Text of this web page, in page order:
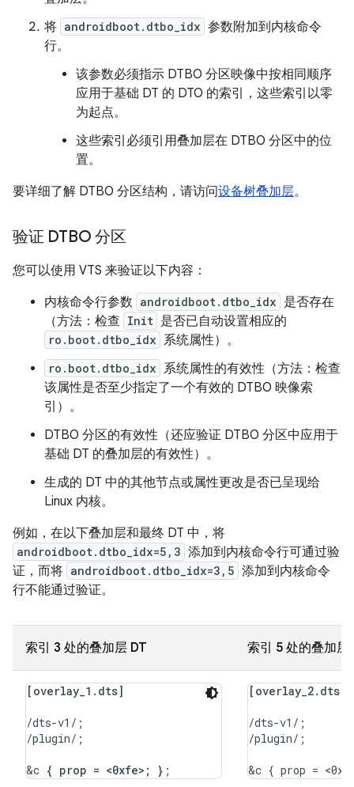
将 androidboot.dtbo_idx 参数附加到内核命令
行。
该参数必须指示 DTBO 分区映像中按相同顺序
应用于基础 DT 的 DTO 的索引，这些索引以零
为起点。
这些索引必须引用叠加层在 DTBO 分区中的位
置。
要详细了解 DTBO 分区结构，请访问设备树叠加层。
验证 DTBO 分区
您可以使用 VTS 来验证以下内容：
内核命令行参数 androidboot.dtbo_idx 是否存在
（方法：检查 Init 是否已自动设置相应的
ro.boot.dtbo_idx 系统属性）。
ro.boot.dtbo_idx 系统属性的有效性（方法：检查
该属性是否至少指定了一个有效的 DTBO 映像索
引）。
DTBO 分区的有效性（还应验证 DTBO 分区中应用于
基础 DT 的叠加层的有效性）。
生成的 DT 中的其他节点或属性更改是否已呈现给
Linux 内核。
例如，在以下叠加层和最终 DT 中，将
androidboot.dtbo_idx=5,3 添加到内核命令行可通过验
证，而将 androidboot.dtbo_idx=3,5 添加到内核命令
行不能通过验证。
索引 3 处的叠加层 DT 索引 5 处的叠加层
[overlay_1.dts]
/dts-v1/;
/plugin/;
&c { prop = <0xfe>; }
[overlay_2.dts]
/dts-v1/;
/plugin/;